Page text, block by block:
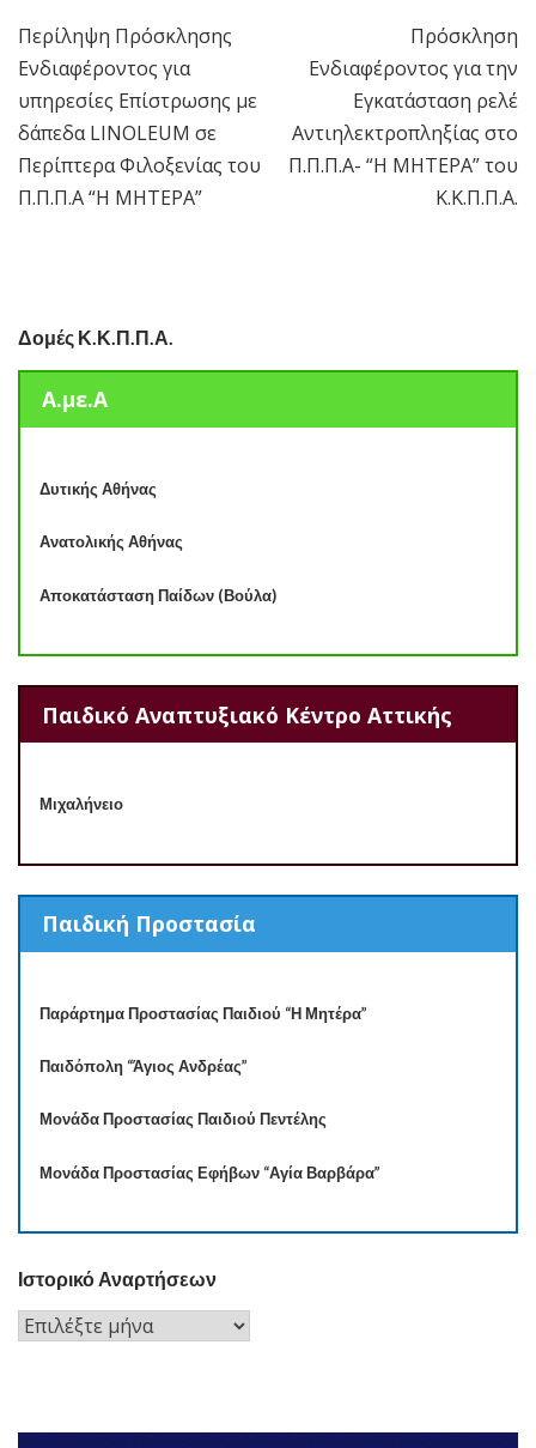
Πλοήγηση
άρθρων
Περίληψη Πρόσκλησης
Ενδιαφέροντος για
υπηρεσίες Επίστρωσης με
δάπεδα LINOLEUM σε
Περίπτερα Φιλοξενίας του
Π.Π.Π.Α “Η ΜΗΤΕΡΑ”
Πρόσκληση
Ενδιαφέροντος για την
Εγκατάσταση ρελέ
Αντιηλεκτροπληξίας στο
Π.Π.Π.Α- “Η ΜΗΤΕΡΑ” του
Κ.Κ.Π.Π.Α.
Δομές Κ.Κ.Π.Π.Α.
Α.με.Α
Δυτικής Αθήνας
Ανατολικής Αθήνας
Αποκατάσταση Παίδων (Βούλα)
Παιδικό Αναπτυξιακό Κέντρο Αττικής
Μιχαλήνειο
Παιδική Προστασία
Παράρτημα Προστασίας Παιδιού “Η Μητέρα”
Παιδόπολη “Άγιος Ανδρέας”
Μονάδα Προστασίας Παιδιού Πεντέλης
Μονάδα Προστασίας Εφήβων “Αγία Βαρβάρα”
Ιστορικό Αναρτήσεων
Ιστορικό